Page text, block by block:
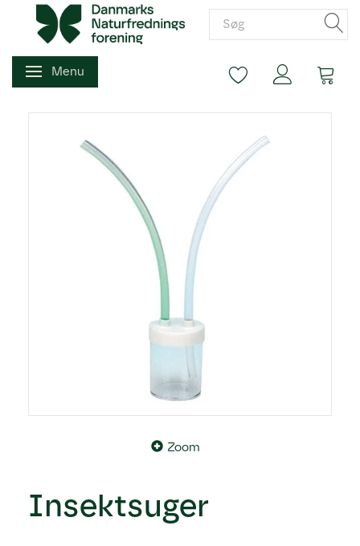
Skifte navigation
Menu
Zoom
Insektsuger